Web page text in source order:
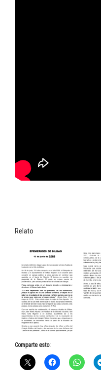
Relato
Comparte esto: